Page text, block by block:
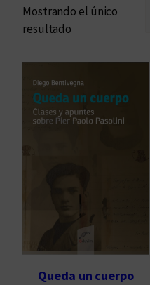
Mostrando el único
resultado
Queda un cuerpo